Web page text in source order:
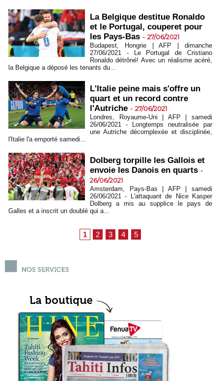
La Belgique destitue Ronaldo
et le Portugal, couperet pour
les Pays-Bas - 27/06/2021
Budapest, Hongrie | AFP | dimanche
27/06/2021 - Le Portugal de Cristiano
Ronaldo détrôné! Avec un réalisme acéré,
la Belgique a déposé les tenants du...
L'Italie peine mais s'offre un
quart et un record contre
l'Autriche - 27/06/2021
Londres, Royaume-Uni | AFP | samedi
26/06/2021 - Longtemps neutralisée par
une Autriche décomplexée et disciplinée,
l'Italie l'a emporté samedi...
Dolberg torpille les Gallois et
envoie les Danois en quarts -
26/06/2021
Amsterdam, Pays-Bas | AFP | samedi
26/06/2021 - L'attaquant de Nice Kasper
Dolberg a mis au supplice le pays de
Galles et a inscrit un doublé qui a...
1 2 3 4 5